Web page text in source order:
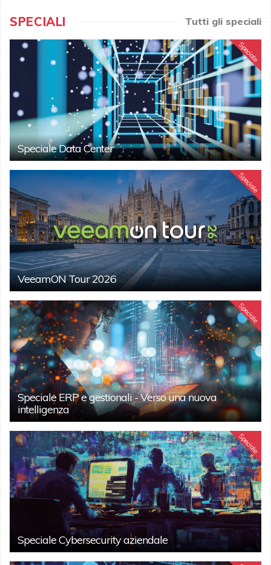
SPECIALI Tutti gli speciali
Speciale
Speciale Data Center
Speciale
VeeamON Tour 2026
Speciale
Speciale ERP e gestionali - Verso una nuova
intelligenza
Speciale
Speciale Cybersecurity aziendale